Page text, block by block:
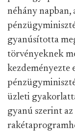
néhány napban,
gyanúsította
törvényeknek
kezdeményezte
üzleti
gyanú szerint